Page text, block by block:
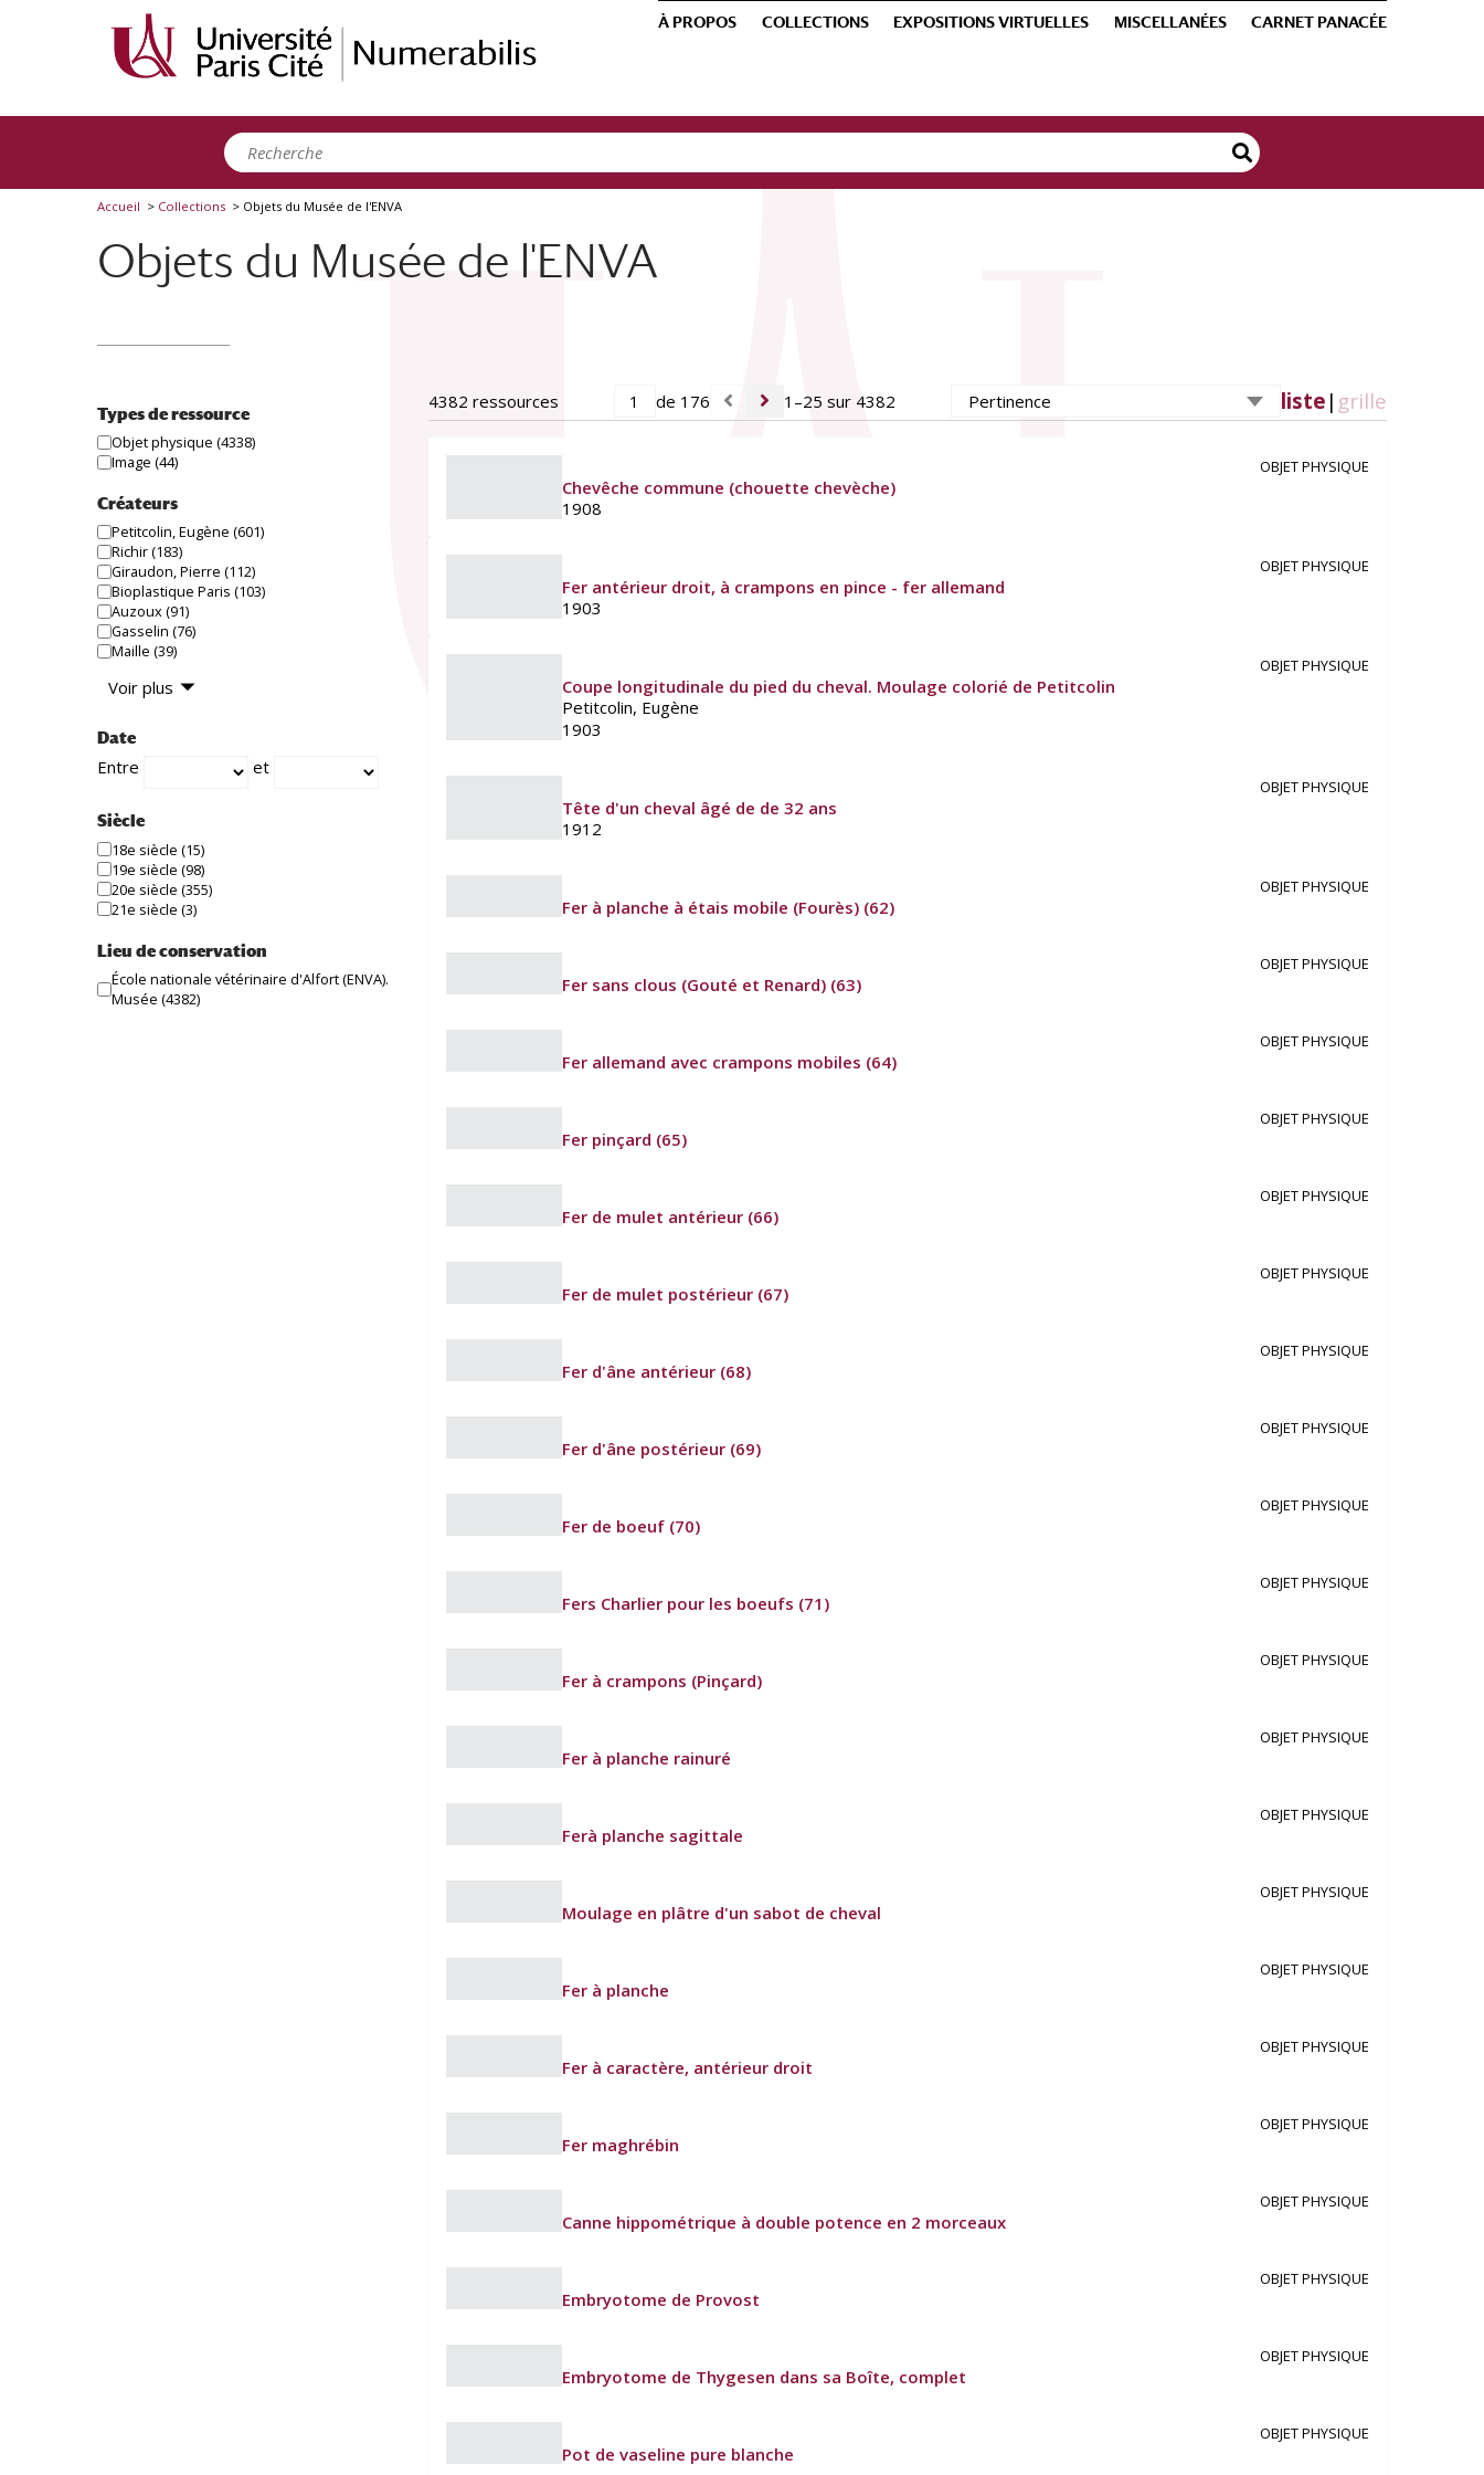
À PROPOS COLLECTIONS EXPOSITIONS VIRTUELLES MISCELLANÉES CARNET PANACÉE
Accueil > Collections > Objets du Musée de l'ENVA
Objets du Musée de l'ENVA
Types de ressource
Objet physique (4338)
Image (44)
Créateurs
Petitcolin, Eugène (601)
Richir(183)
Giraudon, Pierre (112)
Bioplastique Paris (103)
Auzoux(91)
Gasselin (76)
Maille (39)
Voir plus
Date
Entre et
Siècle
18e siècle (15)
19e siècle (98)
20e siècle (355)
21e siècle (3)
Lieu de conservation
École nationale vétérinaire d'Alfort (ENVA).
Musée (4382)
4382 ressources de 176 1–25 sur 4382 liste | grille
OBJET PHYSIQUE
Chevêche commune (chouette chevèche)
1908
OBJET PHYSIQUE
Fer antérieur droit, à crampons en pince - fer allemand
1903
OBJET PHYSIQUE
Coupe longitudinale du pied du cheval. Moulage colorié de Petitcolin
Petitcolin, Eugène
1903
OBJET PHYSIQUE
Tête d'un cheval âgé de de 32 ans
1912
OBJET PHYSIQUE
Fer à planche à étais mobile (Fourès) (62)
OBJET PHYSIQUE
Fer sans clous (Gouté et Renard) (63)
OBJET PHYSIQUE
Fer allemand avec crampons mobiles (64)
OBJET PHYSIQUE
Fer pinçard (65)
OBJET PHYSIQUE
Fer de mulet antérieur (66)
OBJET PHYSIQUE
Fer de mulet postérieur (67)
OBJET PHYSIQUE
Fer d'âne antérieur (68)
OBJET PHYSIQUE
Fer d'âne postérieur (69)
OBJET PHYSIQUE
Fer de boeuf (70)
OBJET PHYSIQUE
Fers Charlier pour les boeufs (71)
OBJET PHYSIQUE
Fer à crampons (Pinçard)
OBJET PHYSIQUE
Fer à planche rainuré
OBJET PHYSIQUE
Ferà planche sagittale
OBJET PHYSIQUE
Moulage en plâtre d'un sabot de cheval
OBJET PHYSIQUE
Fer à planche
OBJET PHYSIQUE
Fer à caractère, antérieur droit
OBJET PHYSIQUE
Fer maghrébin
OBJET PHYSIQUE
Canne hippométrique à double potence en 2 morceaux
OBJET PHYSIQUE
Embryotome de Provost
OBJET PHYSIQUE
Embryotome de Thygesen dans sa Boîte, complet
OBJET PHYSIQUE
Pot de vaseline pure blanche
Panneau de gestion des cookies